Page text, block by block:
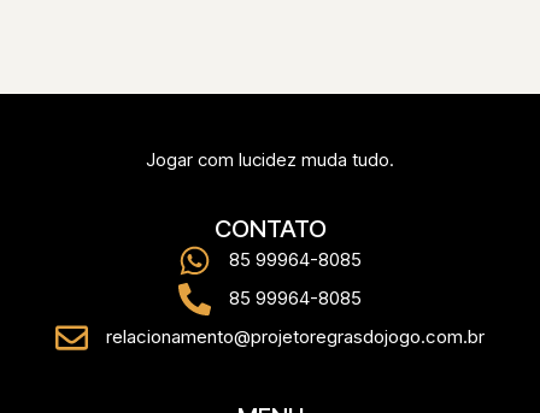
Jogar com lucidez muda tudo.
CONTATO
85 99964-8085
85 99964-8085
relacionamento@projetoregrasdojogo.com.br